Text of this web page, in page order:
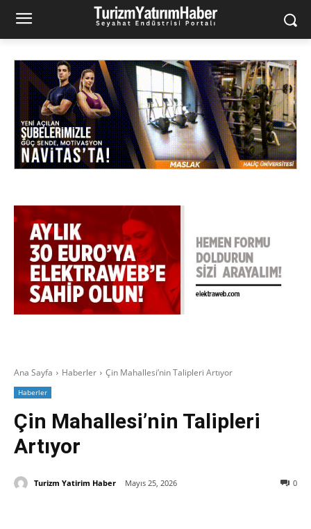
Ana Sayfa Haberler Çin Mahallesi’nin Talipleri Artıyor
Haberler
Çin Mahallesi’nin Talipleri
Artıyor
0
Turizm Yatirim Haber Mayıs 25, 2026